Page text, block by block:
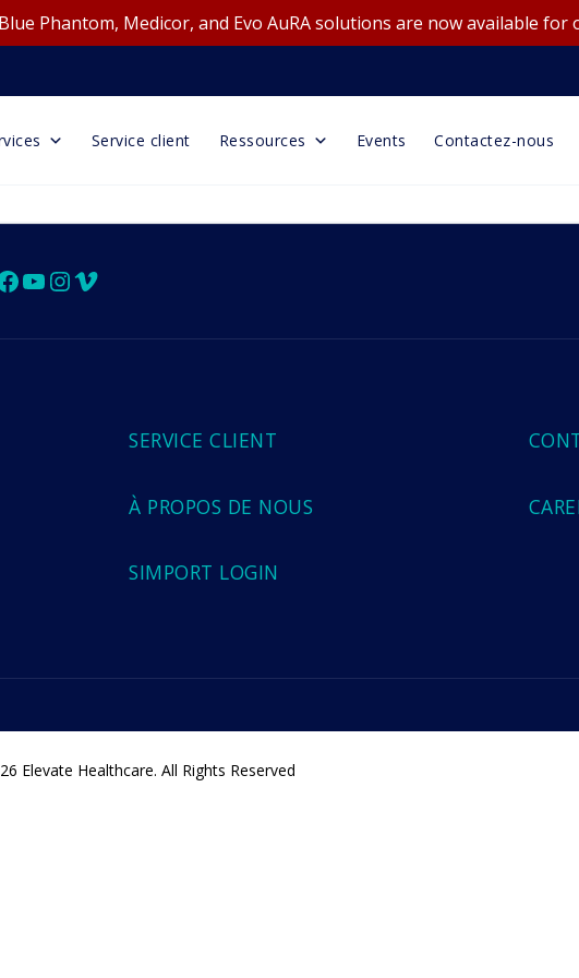
Blue Phantom, Medicor, and Evo AuRA solutions are now available for
Service client Ressources Events Contactez-nous
YouTube
Instagram
Vimeo
SERVICE CLIENT
À PROPOS DE NOUS
SIMPORT LOGIN
Elevate Healthcare. All Rights Reserved